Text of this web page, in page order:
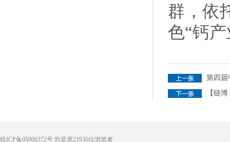
群，依
色“钙
第四届
【链
桂ICP备05008372号 您是第21936位浏览者